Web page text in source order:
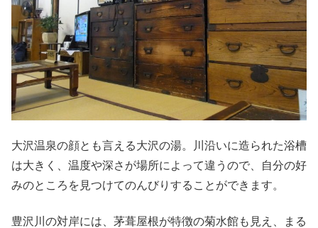
大沢温泉の顔とも言える大沢の湯。川沿いに造られた浴槽
は大きく、温度や深さが場所によって違うので、自分の好
みのところを見つけてのんびりすることができます。
豊沢川の対岸には、茅葺屋根が特徴の菊水館も見え、まる